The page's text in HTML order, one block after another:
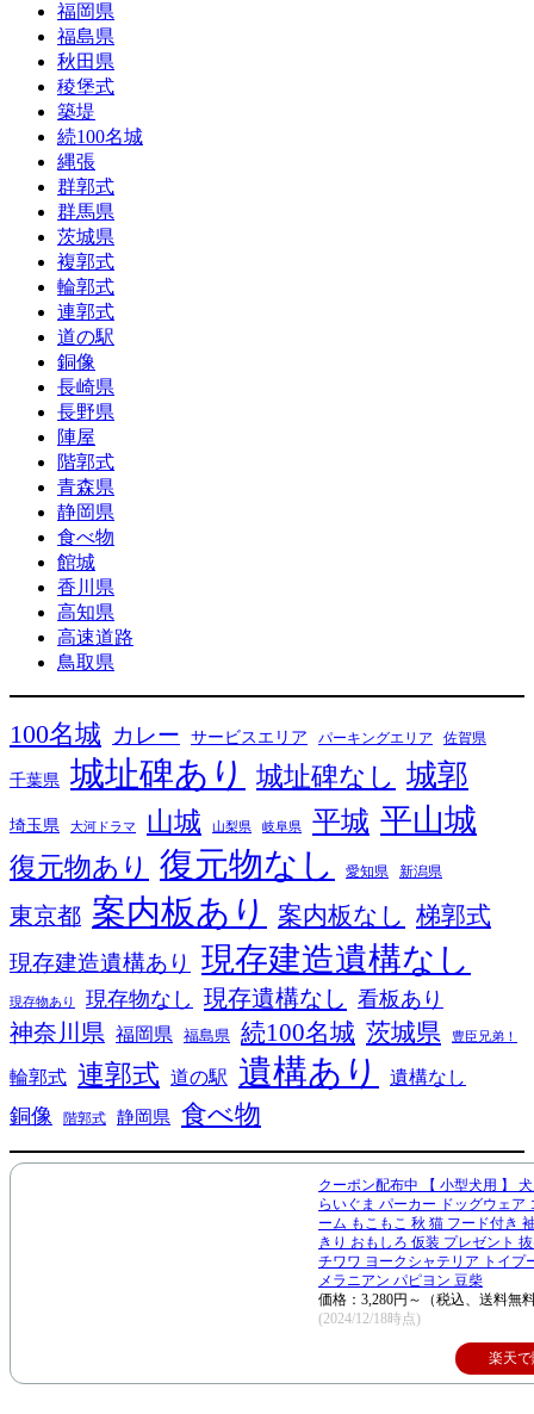
福岡県
福島県
秋田県
稜堡式
築堤
続100名城
縄張
群郭式
群馬県
茨城県
複郭式
輪郭式
連郭式
道の駅
銅像
長崎県
長野県
陣屋
階郭式
青森県
静岡県
食べ物
館城
香川県
高知県
高速道路
鳥取県
100名城 カレー サービスエリア パーキングエリア 佐賀県
千葉県 城址碑あり 城址碑なし 城郭
埼玉県 大河ドラマ 山城 山梨県 岐阜県 平城 平山城
復元物あり 復元物なし 愛知県 新潟県
東京都 案内板あり 案内板なし 梯郭式
現存建造遺構あり 現存建造遺構なし
現存物あり 現存物なし 現存遺構なし 看板あり
神奈川県 福岡県 福島県 続100名城 茨城県 豊臣兄弟！
輪郭式 連郭式 道の駅 遺構あり 遺構なし
銅像 階郭式 静岡県 食べ物
クーポン配布中 【 小型犬用 】
らいぐま パーカー ドッグウェア
ーム もこもこ 秋 猫 フード付き
きり おもしろ 仮装 プレゼント
チワワ ヨークシャテリア トイプ
メラニアン パピヨン 豆柴
価格：3,280円～（税込、送料無
(2024/12/18時点)
楽天